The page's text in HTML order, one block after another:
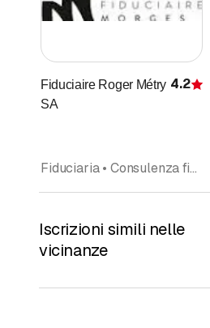
Fiduciaire Roger Métry
SA
4.2
Fiduciaria • Consulenza fiscale • Eredità e lasciti, consulenza e pianificazione • Ufficio contabile • Consulenza aziendale • Perizie • Esperti fiscali
Iscrizioni simili nelle
vicinanze